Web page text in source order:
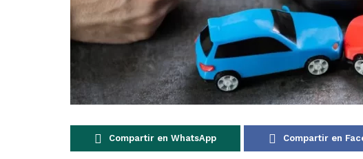
Compartir en WhatsApp Compartir en